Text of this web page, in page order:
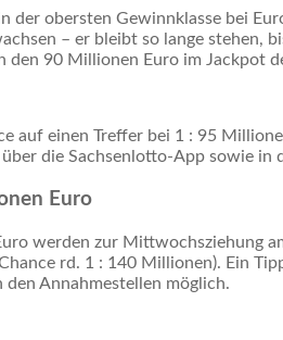
der obersten Gewinnklasse bei
– er bleibt so lange
den 90 Millionen Euro im
auf einen Treffer bei 1 : 95
die Sachsenlotto-App sowie
Euro
werden zur Mittwochsziehung
rd. 1 : 140 Millionen). Ein
Annahmestellen möglich.